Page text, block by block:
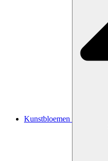
Kunstbloemen